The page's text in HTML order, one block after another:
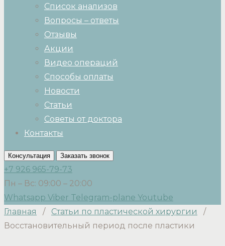
Список анализов
Вопросы – ответы
Отзывы
Акции
Видео операций
Способы оплаты
Новости
Статьи
Советы от доктора
Контакты
Консультация Заказать звонок
+7 926 965-79-73
Пн – Вс: 09:00 – 20:00
Whatsapp Viber Telegram-plane Youtube
Главная
/ Статьи по пластической хирургии
/
Восстановительный период после пластики